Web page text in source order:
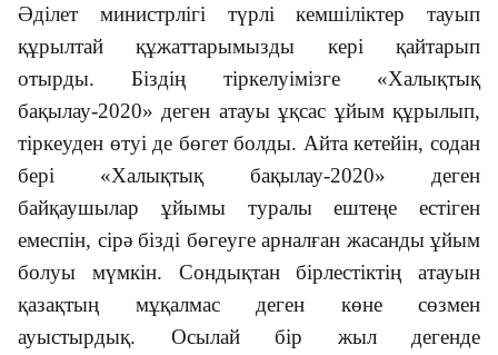
Әділет министрлігі түрлі кемшіліктер тауып
құрылтай құжаттарымызды кері қайтарып
отырды. Біздің тіркелуімізге «Халықтық
бақылау-2020» деген атауы ұқсас ұйым құрылып,
тіркеуден өтуі де бөгет болды. Айта кетейін, содан
бері «Халықтық бақылау-2020» деген
байқаушылар ұйымы туралы ештеңе естіген
емеспін, сірә бізді бөгеуге арналған жасанды ұйым
болуы мүмкін. Сондықтан бірлестіктің атауын
қазақтың мұқалмас деген көне сөзмен
ауыстырдық. Осылай бір жыл дегенде